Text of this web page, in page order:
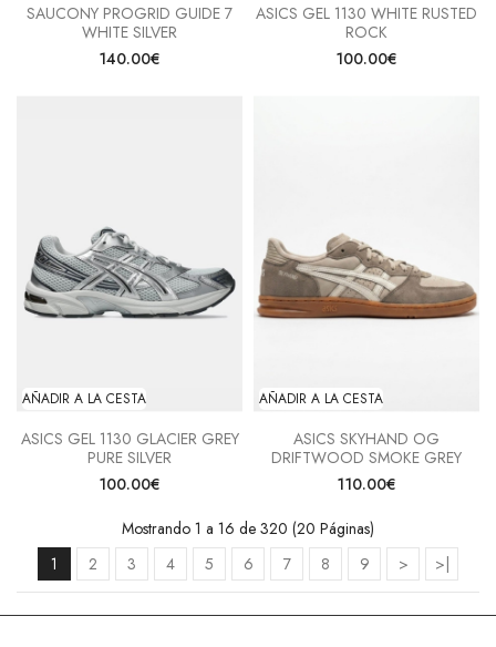
SAUCONY PROGRID GUIDE 7
WHITE SILVER
140.00€
ASICS GEL 1130 WHITE RUSTED
ROCK
100.00€
AÑADIR A LA CESTA
ASICS GEL 1130 GLACIER GREY
PURE SILVER
100.00€
AÑADIR A LA CESTA
ASICS SKYHAND OG
DRIFTWOOD SMOKE GREY
110.00€
Mostrando 1 a 16 de 320 (20 Páginas)
1
2 3 4 5 6 7 8 9 > >|